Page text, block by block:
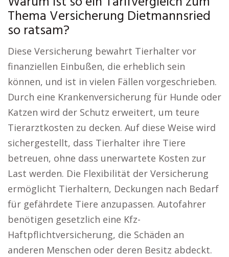
Thema Versicherung Dietmannsried
so ratsam?
Diese Versicherung bewahrt Tierhalter vor
finanziellen Einbußen, die erheblich sein
können, und ist in vielen Fällen vorgeschrieben.
Durch eine Krankenversicherung für Hunde oder
Katzen wird der Schutz erweitert, um teure
Tierarztkosten zu decken. Auf diese Weise wird
sichergestellt, dass Tierhalter ihre Tiere
betreuen, ohne dass unerwartete Kosten zur
Last werden. Die Flexibilität der Versicherung
ermöglicht Tierhaltern, Deckungen nach Bedarf
für gefährdete Tiere anzupassen. Autofahrer
benötigen gesetzlich eine Kfz-
Haftpflichtversicherung, die Schäden an
anderen Menschen oder deren Besitz abdeckt.